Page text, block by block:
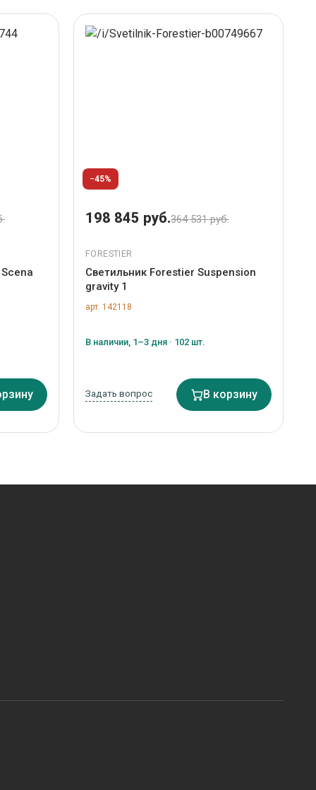
−45%
198 845 руб.364 531 руб.
FORESTIER
Светильник Forestier Suspension
gravity 1
арт. 142118
В наличии, 1–3 дня · 102 шт.
Задать вопрос В корзину